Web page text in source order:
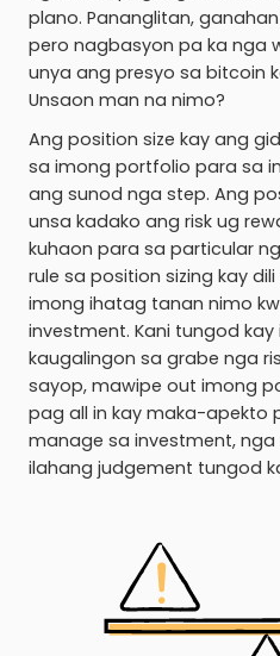
plano. Pananglitan,
pero nagbasyon pa ka nga
unya ang presyo sa bitcoin
Unsaon man na nimo?
Ang position size kay ang
sa imong portfolio para sa
ang sunod nga step. Ang
unsa kadako ang risk ug
kuhaon para sa particular
rule sa position sizing kay
imong ihatag tanan nimo
investment. Kani tungod
kaugalingon sa grabe nga
sayop, mawipe out imong
pag all in kay maka-apekto
manage sa investment,
ilahang judgement tungod